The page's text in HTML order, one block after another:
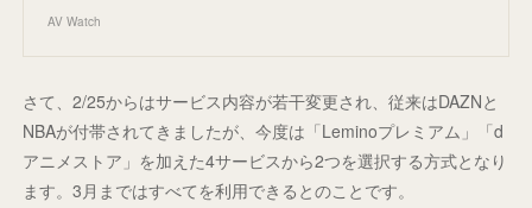
AV Watch
さて、2/25からはサービス内容が若干変更され、従来はDAZNと
NBAが付帯されてきましたが、今度は「Leminoプレミアム」「d
アニメストア」を加えた4サービスから2つを選択する方式となり
ます。3月まではすべてを利用できるとのことです。